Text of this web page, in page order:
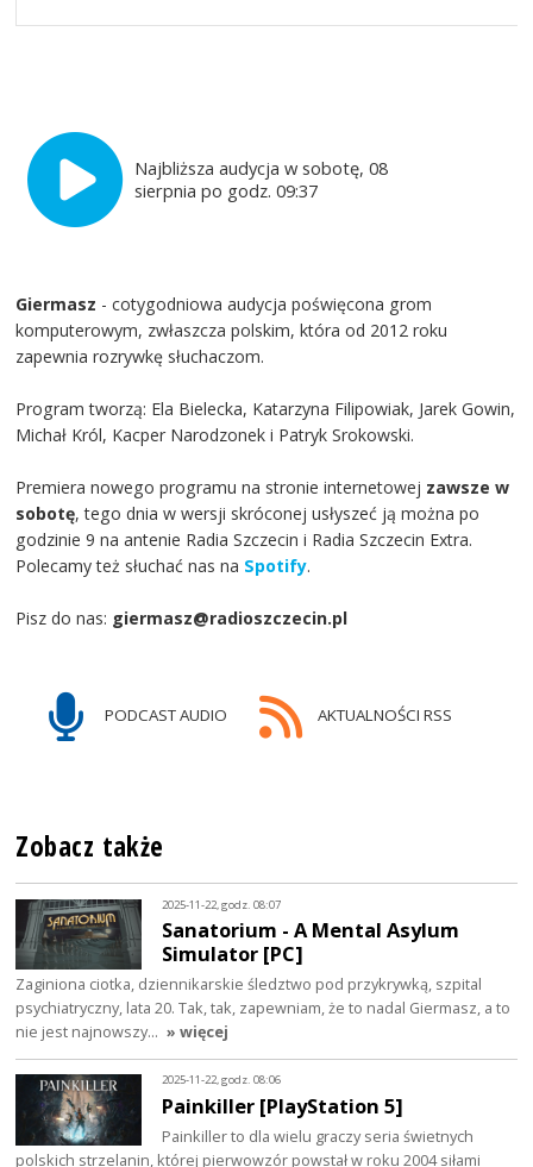
Najbliższa audycja w sobotę, 08
sierpnia po godz. 09:37
Giermasz - cotygodniowa audycja poświęcona grom
komputerowym, zwłaszcza polskim, która od 2012 roku
zapewnia rozrywkę słuchaczom.
Program tworzą: Ela Bielecka, Katarzyna Filipowiak, Jarek Gowin,
Michał Król, Kacper Narodzonek i Patryk Srokowski.
Premiera nowego programu na stronie internetowej zawsze w
sobotę, tego dnia w wersji skróconej usłyszeć ją można po
godzinie 9 na antenie Radia Szczecin i Radia Szczecin Extra.
Polecamy też słuchać nas na Spotify.
Pisz do nas: giermasz@radioszczecin.pl
PODCAST AUDIO AKTUALNOŚCI RSS
Zobacz także
2025-11-22, godz. 08:07
Sanatorium - A Mental Asylum
Simulator [PC]
Zaginiona ciotka, dziennikarskie śledztwo pod przykrywką, szpital
psychiatryczny, lata 20. Tak, tak, zapewniam, że to nadal Giermasz, a to
nie jest najnowszy… » więcej
2025-11-22, godz. 08:06
Painkiller [PlayStation 5]
Painkiller to dla wielu graczy seria świetnych
polskich strzelanin, której pierwowzór powstał w roku 2004 siłami